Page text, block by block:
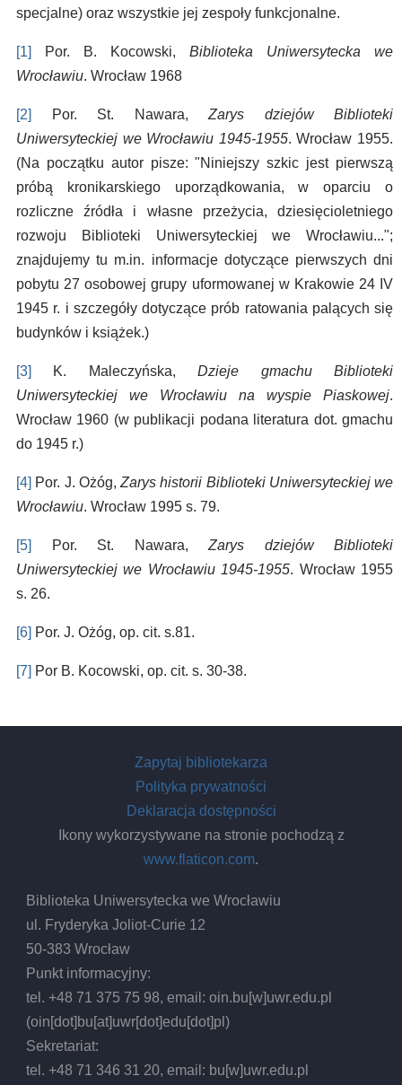
specjalne) oraz wszystkie jej zespoły funkcjonalne.
[1] Por. B. Kocowski, Biblioteka Uniwersytecka we
Wrocławiu. Wrocław 1968
[2] Por. St. Nawara, Zarys dziejów Biblioteki
Uniwersyteckiej we Wrocławiu 1945-1955. Wrocław 1955.
(Na początku autor pisze: "Niniejszy szkic jest pierwszą
próbą kronikarskiego uporządkowania, w oparciu o
rozliczne źródła i własne przeżycia, dziesięcioletniego
rozwoju Biblioteki Uniwersyteckiej we Wrocławiu...";
znajdujemy tu m.in. informacje dotyczące pierwszych dni
pobytu 27 osobowej grupy uformowanej w Krakowie 24 IV
1945 r. i szczegóły dotyczące prób ratowania palących się
budynków i książek.)
[3] K. Maleczyńska,Dzieje gmachu Biblioteki
Uniwersyteckiej we Wrocławiu na wyspie Piaskowej.
Wrocław 1960 (w publikacji podana literatura dot. gmachu
do 1945 r.)
[4] Por. J. Ożóg, Zarys historii Biblioteki Uniwersyteckiej we
Wrocławiu. Wrocław 1995 s. 79.
[5] Por. St. Nawara, Zarys dziejów Biblioteki
Uniwersyteckiej we Wrocławiu 1945-1955. Wrocław 1955
s. 26.
[6] Por. J. Ożóg, op. cit. s.81.
[7] Por B. Kocowski, op. cit. s. 30-38.
Zapytaj bibliotekarza
Polityka prywatności
Deklaracja dostępności
Ikony wykorzystywane na stronie pochodzą z
www.flaticon.com.
Biblioteka Uniwersytecka we Wrocławiu
ul. Fryderyka Joliot-Curie 12
50-383 Wrocław
Punkt informacyjny:
tel. +48 71 375 75 98, email:oin.bu[w]uwr.edu.pl
(oin[dot]bu[at]uwr[dot]edu[dot]pl)
Sekretariat:
tel. +48 71 346 31 20, email: bu[w]uwr.edu.pl